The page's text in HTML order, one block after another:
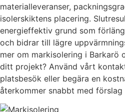
materialleveranser,
isolerskiktens placering.
energieffektiv grund som
och bidrar till lägre
mer om markisolering i Barkarö
ditt projekt? Använd vårt
platsbesök eller begära en
återkommer snabbt med